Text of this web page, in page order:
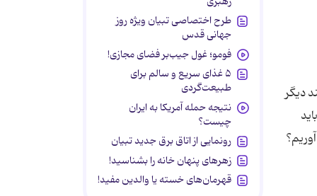
دیگر
طرح اختصاصی تبیان ویژه روز
جهانی قدس
فومو؛ غول جیب‌بر فضای مجازی!
۵ غذای سریع و سالم برای
طبیعت‌گردی
نتیجه حمله آمریکا به ایران
چیست؟
رونمایی از اتاق برق جدید تبیان
زهرهای پنهان خانه را بشناسید!
قهرمان‌های خسته یا والدین مفید!